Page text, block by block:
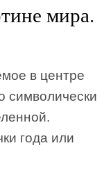
мира.
в центре
символически
года или